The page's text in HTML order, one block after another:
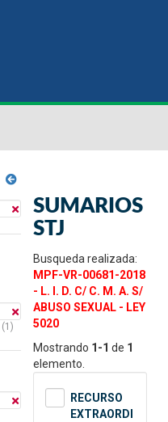
(1)
SUMARIOS
STJ
Busqueda realizada:
MPF-VR-00681-2018
- L. I. D. C/ C. M. A. S/
ABUSO SEXUAL - LEY
5020
Mostrando 1-1 de 1
elemento.
RECURSO
EXTRAORDI